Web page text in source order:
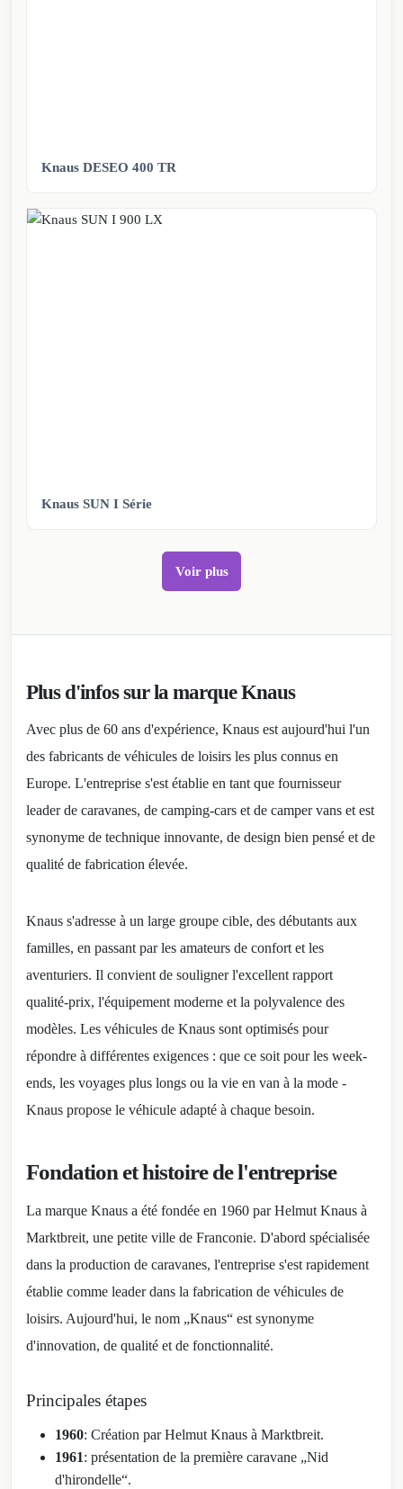
Knaus DESEO 400 TR
Knaus SUN I Série
Voir plus
Plus d'infos sur la marque Knaus
Avec plus de 60 ans d'expérience, Knaus est aujourd'hui l'un
des fabricants de véhicules de loisirs les plus connus en
Europe. L'entreprise s'est établie en tant que fournisseur
leader de caravanes, de camping-cars et de camper vans et est
synonyme de technique innovante, de design bien pensé et de
qualité de fabrication élevée.
Knaus s'adresse à un large groupe cible, des débutants aux
familles, en passant par les amateurs de confort et les
aventuriers. Il convient de souligner l'excellent rapport
qualité-prix, l'équipement moderne et la polyvalence des
modèles. Les véhicules de Knaus sont optimisés pour
répondre à différentes exigences : que ce soit pour les week-
ends, les voyages plus longs ou la vie en van à la mode -
Knaus propose le véhicule adapté à chaque besoin.
Fondation et histoire de l'entreprise
La marque Knaus a été fondée en 1960 par Helmut Knaus à
Marktbreit, une petite ville de Franconie. D'abord spécialisée
dans la production de caravanes, l'entreprise s'est rapidement
établie comme leader dans la fabrication de véhicules de
loisirs. Aujourd'hui, le nom „Knaus“ est synonyme
d'innovation, de qualité et de fonctionnalité.
Principales étapes
1960: Création par Helmut Knaus à Marktbreit.
1961: présentation de la première caravane „Nid
d'hirondelle“.